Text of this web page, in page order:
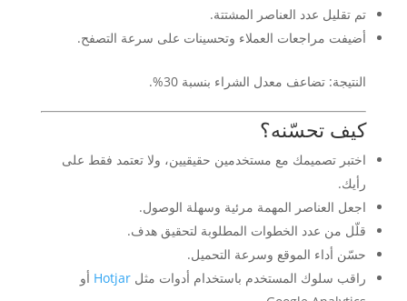
تم تقليل عدد العناصر المشتتة.
أضيفت مراجعات العملاء وتحسينات على سرعة التصفح.
النتيجة: تضاعف معدل الشراء بنسبة 30%.
كيف تحسّنه؟
اختبر تصميمك مع مستخدمين حقيقيين، ولا تعتمد فقط على
رأيك.
اجعل العناصر المهمة مرئية وسهلة الوصول.
قلّل من عدد الخطوات المطلوبة لتحقيق هدف.
حسّن أداء الموقع وسرعة التحميل.
راقب سلوك المستخدم باستخدام أدوات مثل Hotjar أو